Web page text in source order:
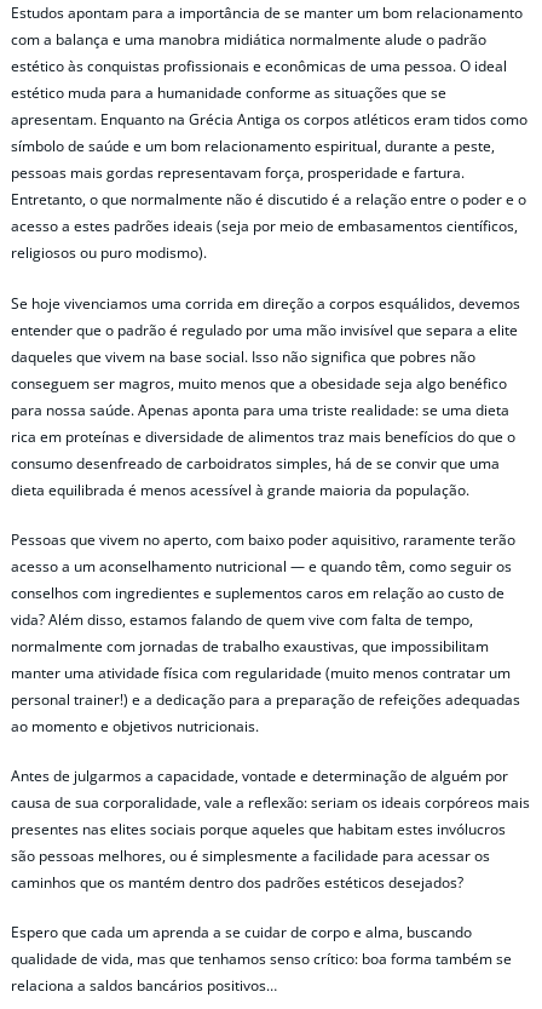
Estudos apontam para a importância de se manter um bom relacionamento
com a balança e uma manobra midiática normalmente alude o padrão
estético às conquistas profissionais e econômicas de uma pessoa. O ideal
estético muda para a humanidade conforme as situações que se
apresentam. Enquanto na Grécia Antiga os corpos atléticos eram tidos como
símbolo de saúde e um bom relacionamento espiritual, durante a peste,
pessoas mais gordas representavam força, prosperidade e fartura.
Entretanto, o que normalmente não é discutido é a relação entre o poder e o
acesso a estes padrões ideais (seja por meio de embasamentos científicos,
religiosos ou puro modismo).
Se hoje vivenciamos uma corrida em direção a corpos esquálidos, devemos
entender que o padrão é regulado por uma mão invisível que separa a elite
daqueles que vivem na base social. Isso não significa que pobres não
conseguem ser magros, muito menos que a obesidade seja algo benéfico
para nossa saúde. Apenas aponta para uma triste realidade: se uma dieta
rica em proteínas e diversidade de alimentos traz mais benefícios do que o
consumo desenfreado de carboidratos simples, há de se convir que uma
dieta equilibrada é menos acessível à grande maioria da população.
Pessoas que vivem no aperto, com baixo poder aquisitivo, raramente terão
acesso a um aconselhamento nutricional — e quando têm, como seguir os
conselhos com ingredientes e suplementos caros em relação ao custo de
vida? Além disso, estamos falando de quem vive com falta de tempo,
normalmente com jornadas de trabalho exaustivas, que impossibilitam
manter uma atividade física com regularidade (muito menos contratar um
personal trainer!) e a dedicação para a preparação de refeições adequadas
ao momento e objetivos nutricionais.
Antes de julgarmos a capacidade, vontade e determinação de alguém por
causa de sua corporalidade, vale a reflexão: seriam os ideais corpóreos mais
presentes nas elites sociais porque aqueles que habitam estes invólucros
são pessoas melhores, ou é simplesmente a facilidade para acessar os
caminhos que os mantém dentro dos padrões estéticos desejados?
Espero que cada um aprenda a se cuidar de corpo e alma, buscando
qualidade de vida, mas que tenhamos senso crítico: boa forma também se
relaciona a saldos bancários positivos…